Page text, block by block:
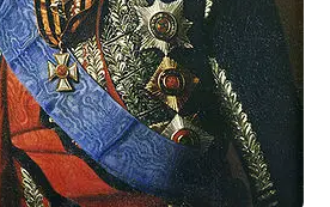
Johann Baptist von Lampi the